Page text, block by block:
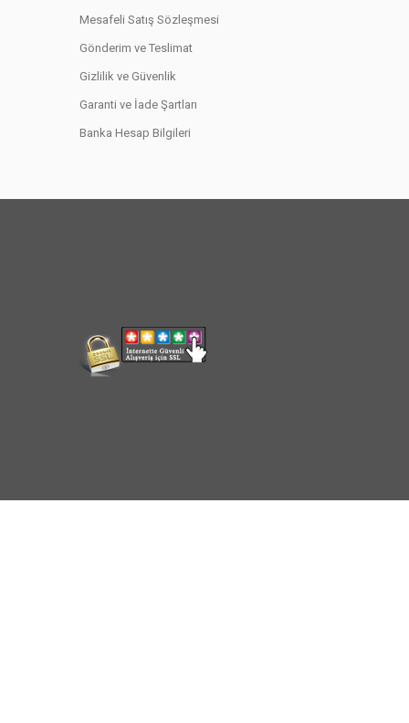
Mesafeli Satış Sözleşmesi
Gönderim ve Teslimat
Gizlilik ve Güvenlik
Garanti ve İade Şartları
Banka Hesap Bilgileri